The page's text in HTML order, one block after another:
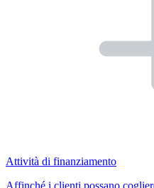
Attività di finanziamento